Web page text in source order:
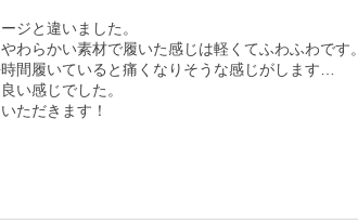
ジと違いました。
わらかい素材で履いた感じは軽くてふわふわです。
間履いていると痛くなりそうな感じがします…
い感じでした。
ただきます！